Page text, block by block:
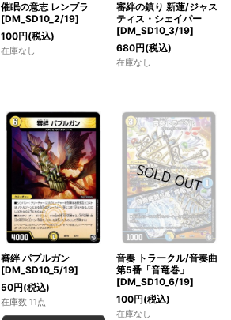
催眠の意志 レンブラ
[DM_SD10_2/19]
100円(税込)
在庫なし
審絆の鎮り 新蓮/ジャス
ティス・シェイパー
[DM_SD10_3/19]
680円(税込)
在庫なし
審絆 パプルガン
[DM_SD10_5/19]
50円(税込)
在庫数 11点
音奏 トラークル/音奏曲
第5番「音竜巻」
[DM_SD10_6/19]
100円(税込)
在庫なし